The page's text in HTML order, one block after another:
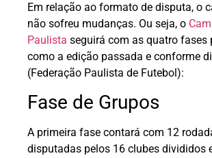
Em relação ao formato de disputa, o
não sofreu mudanças. Ou seja, o
Paulista seguirá com as quatro fases
como a edição passada e conforme
(Federação Paulista de Futebol):
Fase de Grupos
A primeira fase contará com 12
disputadas pelos 16 clubes divididos